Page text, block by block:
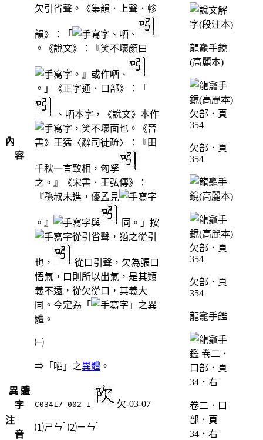
內
容
欠引省聲。《集韻．上聲．軫
韻》：「
、哂、
。《說文》：『笑不壞顏曰
。』或作哂、
。」《正字通．口部》：「
、哂本字，《說文》本作
，笑不壞面也。《晉
書》王猛〈辭司徒疏〉：『田
千秋一言致相，匈孥
之。』《宋書．王弘傳》：
『孫叔未進，優孟見
。』 與
同。」按
從引省聲，猶之從引
也，
從口引聲，欠為張口
悟氣，口則所以出氣，是其類
義不遠，從欠從口，其義大
同。今定為「
」之異
體。
㈠
⇒「哂」之異體 。
異 體
字
C03417-002-1
欠-03-07
注
音
⑴ㄕㄣˇ ⑵ㄧㄣˇ
龍龕手鏡
(高麗本)
欠部．頁
354
欠部．頁
354
龍龕手鑑
卷二．口
部．頁
34．右